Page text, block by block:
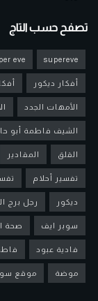
تصفح حسب التاج
supereve
eve
أفكار ديكور
الأمهات الجدد
الشيف فاطمة أبو
القلق المقادير
تفسير أحلام
ديكور رجل برج
سوبر ايف صحة
فادية عبود
موضة موقع